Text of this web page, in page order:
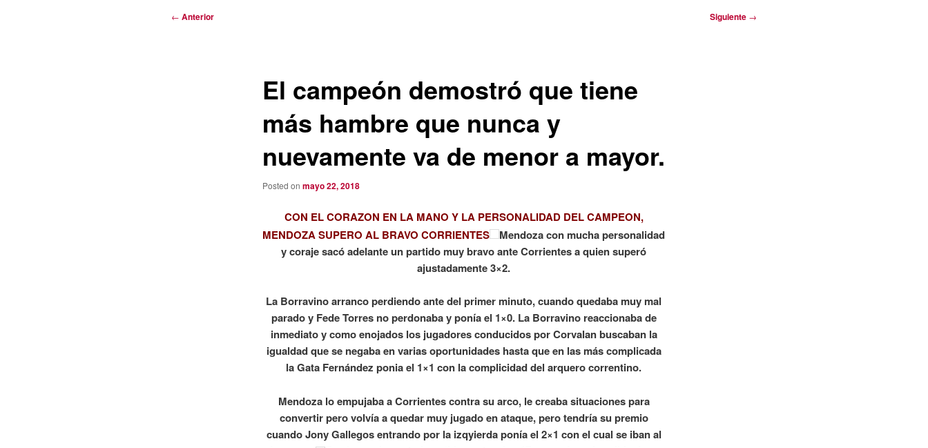
Navegación
← Anterior Siguiente →
El campeón demostró que tiene
más hambre que nunca y
nuevamente va de menor a mayor.
Posted on mayo 22, 2018
CON EL CORAZON EN LA MANO Y LA PERSONALIDAD DEL CAMPEON,
MENDOZA SUPERO AL BRAVO CORRIENTES
Mendoza con mucha personalidad
y coraje sacó adelante un partido muy bravo ante Corrientes a quien superó
ajustadamente 3×2.
La Borravino arranco perdiendo ante del primer minuto, cuando quedaba muy mal
parado y Fede Torres no perdonaba y ponía el 1×0. La Borravino reaccionaba de
inmediato y como enojados los jugadores conducidos por Corvalan buscaban la
igualdad que se negaba en varias oportunidades hasta que en las más complicada
la Gata Fernández ponia el 1×1 con la complicidad del arquero correntino.
Mendoza lo empujaba a Corrientes contra su arco, le creaba situaciones para
convertir pero volvía a quedar muy jugado en ataque, pero tendría su premio
cuando Jony Gallegos entrando por la izqyierda ponía el 2×1 con el cual se iban al